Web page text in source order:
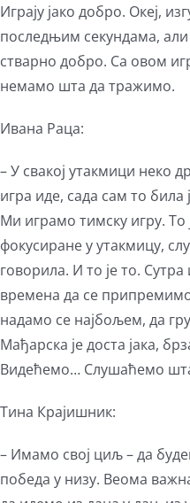
Играју јако добро. Океј,
последњим секундама, али
стварно добро. Са овом
немамо шта да тражимо.
Ивана Раца:
– У свакој утакмици неко
игра иде, сада сам то била
Ми играмо тимску игру. То
фокусиране у утакмицу,
говорила. И то је то.
времена да се
надамо се најбољем, да
Мађарска је доста јака,
Видећемо… Слушаћемо
Тина Крајишник:
– Имамо свој циљ – да
победа у низу. Веома